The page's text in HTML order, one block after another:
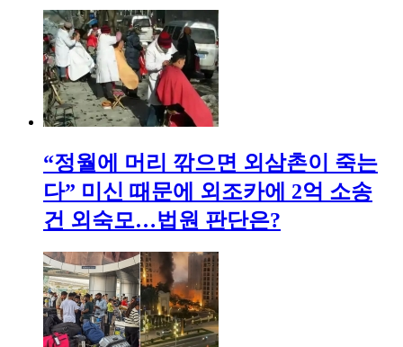
“정월에 머리 깎으면 외삼촌이 죽는
다” 미신 때문에 외조카에 2억 소송
건 외숙모…법원 판단은?